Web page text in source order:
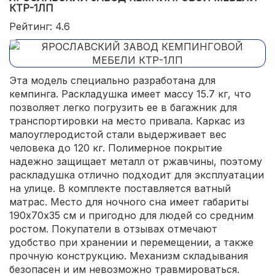
КТР-1ЛП
Рейтинг: 4.6
Эта модель специально разработана для
кемпинга. Раскладушка имеет массу 15.7 кг, что
позволяет легко погрузить ее в багажник для
транспортировки на место привала. Каркас из
малоуглеродистой стали выдерживает вес
человека до 120 кг. Полимерное покрытие
надежно защищает металл от ржавчины, поэтому
раскладушка отлично подходит для эксплуатации
на улице. В комплекте поставляется ватный
матрас. Место для ночного сна имеет габариты
190х70х35 см и пригодно для людей со средним
ростом. Покупатели в отзывах отмечают
удобство при хранении и перемещении, а также
прочную конструкцию. Механизм складывания
безопасен и им невозможно травмироваться.